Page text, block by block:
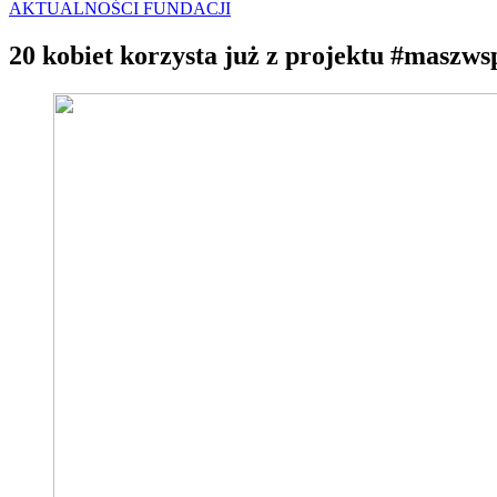
AKTUALNOŚCI FUNDACJI
20 kobiet korzysta już z projektu